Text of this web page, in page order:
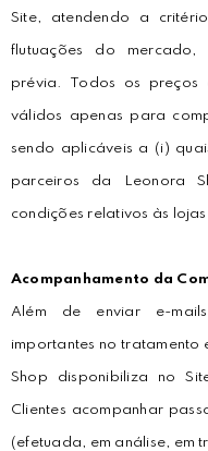
Site, atendendo a
flutuações do mercado,
prévia. Todos os preços
válidos apenas para
sendo aplicáveis a (i)
parceiros da Leonora
condições relativos às
Acompanhamento da
Além de enviar e-
importantes no tratamento
Shop disponibiliza no
Clientes acompanhar
(efetuada, em análise, em